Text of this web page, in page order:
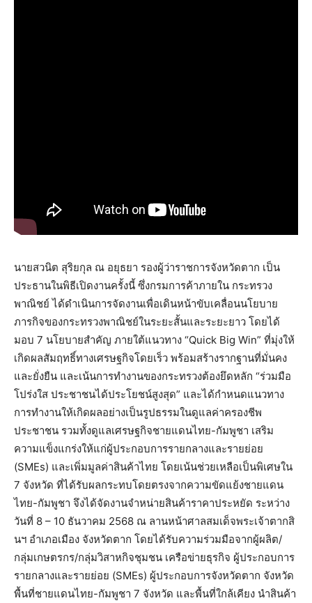
นายสวนิต สุริยกุล ณ อยุธยา รองผู้ว่าราชการจังหวัดตาก เป็น
ประธานในพิธีเปิดงานครั้งนี้ ซึ่งกรมการค้าภายใน กระทรวง
พาณิชย์ ได้ดำเนินการจัดงานเพื่อเดินหน้าขับเคลื่อนนโยบาย
ภารกิจของกระทรวงพาณิชย์ในระยะสั้นและระยะยาว โดยได้
มอบ 7 นโยบายสำคัญ ภายใต้แนวทาง “Quick Big Win” ที่มุ่งให้
เกิดผลสัมฤทธิ์ทางเศรษฐกิจโดยเร็ว พร้อมสร้างรากฐานที่มั่นคง
และยั่งยืน และเน้นการทำงานของกระทรวงต้องยึดหลัก “ร่วมมือ
โปร่งใส ประชาชนได้ประโยชน์สูงสุด” และได้กำหนดแนวทาง
การทำงานให้เกิดผลอย่างเป็นรูปธรรมในดูแลค่าครองชีพ
ประชาชน รวมทั้งดูแลเศรษฐกิจชายแดนไทย-กัมพูชา เสริม
ความแข็งแกร่งให้แก่ผู้ประกอบการรายกลางและรายย่อย
(SMEs) และเพิ่มมูลค่าสินค้าไทย โดยเน้นช่วยเหลือเป็นพิเศษใน
7 จังหวัด ที่ได้รับผลกระทบโดยตรงจากความขัดแย้งชายแดน
ไทย-กัมพูชา จึงได้จัดงานจำหน่ายสินค้าราคาประหยัด ระหว่าง
วันที่ 8 – 10 ธันวาคม 2568 ณ ลานหน้าศาลสมเด็จพระเจ้าตากสิ
นฯ อำเภอเมือง จังหวัดตาก โดยได้รับความร่วมมือจากผู้ผลิต/
กลุ่มเกษตรกร/กลุ่มวิสาหกิจชุมชน เครือข่ายธุรกิจ ผู้ประกอบการ
รายกลางและรายย่อย (SMEs) ผู้ประกอบการจังหวัดตาก จังหวัด
พื้นที่ชายแดนไทย-กัมพูชา 7 จังหวัด และพื้นที่ใกล้เคียง นำสินค้า